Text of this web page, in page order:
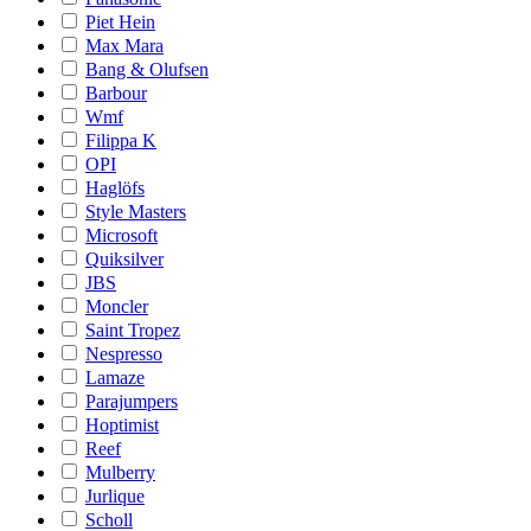
Piet Hein
Max Mara
Bang & Olufsen
Barbour
Wmf
Filippa K
OPI
Haglöfs
Style Masters
Microsoft
Quiksilver
JBS
Moncler
Saint Tropez
Nespresso
Lamaze
Parajumpers
Hoptimist
Reef
Mulberry
Jurlique
Scholl